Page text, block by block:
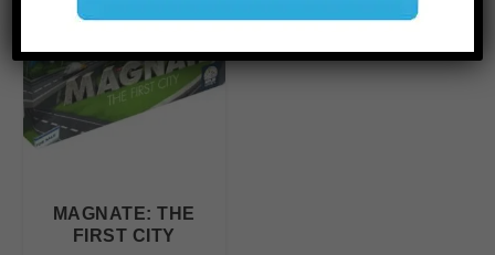
MAGNATE: THE
FIRST CITY